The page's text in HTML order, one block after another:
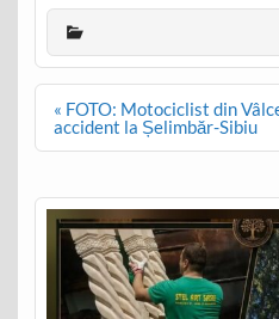
Post
navigation
« FOTO: Motociclist din
accident la Șelimbăr-Sibiu